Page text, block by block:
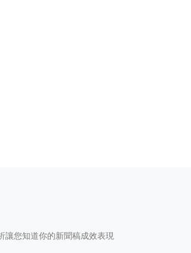
讓您知道你的新聞稿成效表現